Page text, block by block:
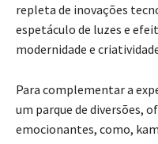
repleta de inovações
espetáculo de luzes e
modernidade e
Para complementar a
um parque de diversões,
emocionantes, como,